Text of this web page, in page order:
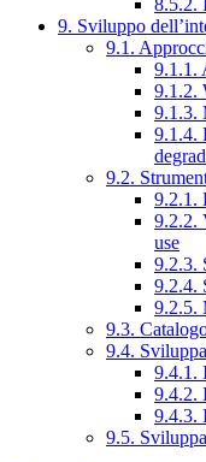
9. Sviluppo
9.1.
9.1.1.
9.1.2.
9.1.3.
9.1.4.
9.2.
9.2.1.
9.2.2.
use
9.2.3.
9.2.4.
9.2.5.
9.3.
9.4.
9.4.1.
9.4.2.
9.4.3.
9.5.